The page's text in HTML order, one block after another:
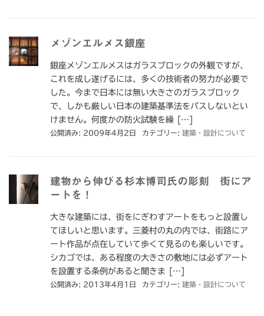
メゾンエルメス銀座
銀座メゾンエルメスはガラスブロックの外観ですが、
これを成し遂げるには、多くの技術者の努力が必要で
した。今まで日本には無い大きさのガラスブロック
で、しかも厳しい日本の建築基準法をパスしないとい
けません。何度かの防火試験を繰 […]
公開済み: 2009年4月2日 カテゴリー: 建築・設計について
建物から伸びる杉本博司氏の彫刻 街にア
ートを！
大きな建築には、街をにぎわすアートをもっと設置し
てほしいと思います。三菱村の丸の内では、街路にア
ート作品が点在していて歩くて見るのも楽しいです。
シカゴでは、ある程度の大きさの敷地には必ずアート
を設置する条例があると聞きま […]
公開済み: 2013年4月1日 カテゴリー: 建築・設計について